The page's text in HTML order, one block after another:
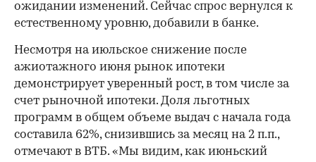
ожидании изменений. Сейчас спрос вернулся к
естественному уровню, добавили в банке.
Несмотря на июльское снижение после
ажиотажного июня рынок ипотеки
демонстрирует уверенный рост, в том числе за
счет рыночной ипотеки. Доля льготных
программ в общем объеме выдач с начала года
составила 62%, снизившись за месяц на 2 п.п.,
отмечают в ВТБ. «Мы видим, как июньский